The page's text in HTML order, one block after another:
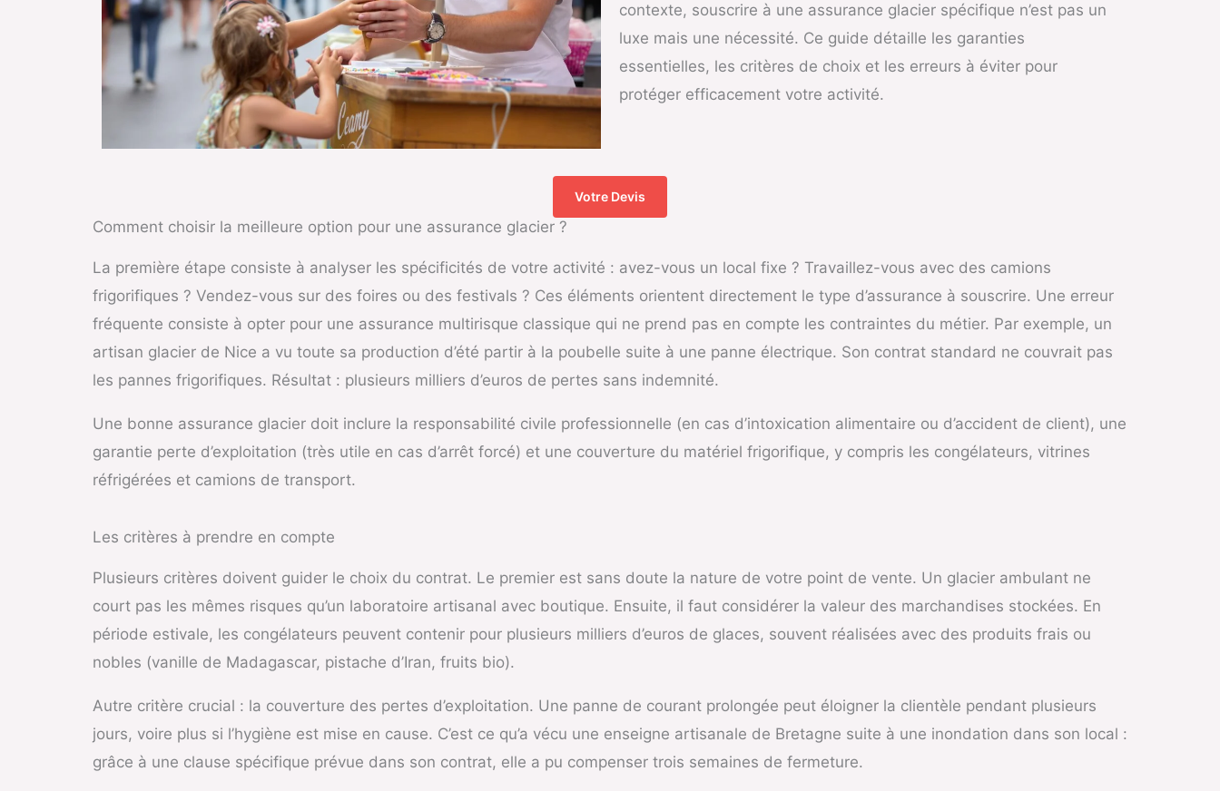
contexte, souscrire à une assurance glacier spécifique n’est pas un
luxe mais une nécessité. Ce guide détaille les garanties
essentielles, les critères de choix et les erreurs à éviter pour
protéger efficacement votre activité.
Votre Devis
Comment choisir la meilleure option pour une assurance glacier ?
La première étape consiste à analyser les spécificités de votre activité : avez-vous un local fixe ? Travaillez-vous avec des camions
frigorifiques ? Vendez-vous sur des foires ou des festivals ? Ces éléments orientent directement le type d’assurance à souscrire. Une erreur
fréquente consiste à opter pour une assurance multirisque classique qui ne prend pas en compte les contraintes du métier. Par exemple, un
artisan glacier de Nice a vu toute sa production d’été partir à la poubelle suite à une panne électrique. Son contrat standard ne couvrait pas
les pannes frigorifiques. Résultat : plusieurs milliers d’euros de pertes sans indemnité.
Une bonne assurance glacier doit inclure la responsabilité civile professionnelle (en cas d’intoxication alimentaire ou d’accident de client), une
garantie perte d’exploitation (très utile en cas d’arrêt forcé) et une couverture du matériel frigorifique, y compris les congélateurs, vitrines
réfrigérées et camions de transport.
Les critères à prendre en compte
Plusieurs critères doivent guider le choix du contrat. Le premier est sans doute la nature de votre point de vente. Un glacier ambulant ne
court pas les mêmes risques qu’un laboratoire artisanal avec boutique. Ensuite, il faut considérer la valeur des marchandises stockées. En
période estivale, les congélateurs peuvent contenir pour plusieurs milliers d’euros de glaces, souvent réalisées avec des produits frais ou
nobles (vanille de Madagascar, pistache d’Iran, fruits bio).
Autre critère crucial : la couverture des pertes d’exploitation. Une panne de courant prolongée peut éloigner la clientèle pendant plusieurs
jours, voire plus si l’hygiène est mise en cause. C’est ce qu’a vécu une enseigne artisanale de Bretagne suite à une inondation dans son local :
grâce à une clause spécifique prévue dans son contrat, elle a pu compenser trois semaines de fermeture.